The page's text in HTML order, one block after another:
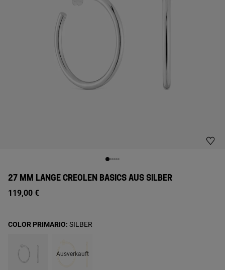
27 MM LANGE CREOLEN BASICS AUS SILBER
119,00 €
Ausverkauft
COLOR PRIMARIO: SILBER